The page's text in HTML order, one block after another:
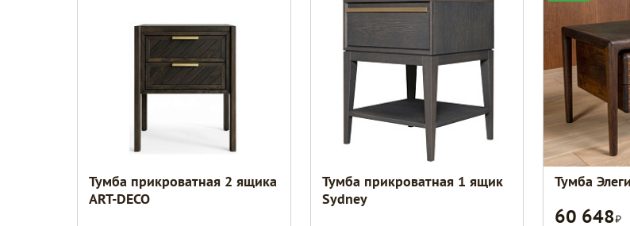
Тумба прикроватная 2 ящика
ART-DECO
Тумба прикроватная 1 ящик
Sydney
Тумба
60 648Р